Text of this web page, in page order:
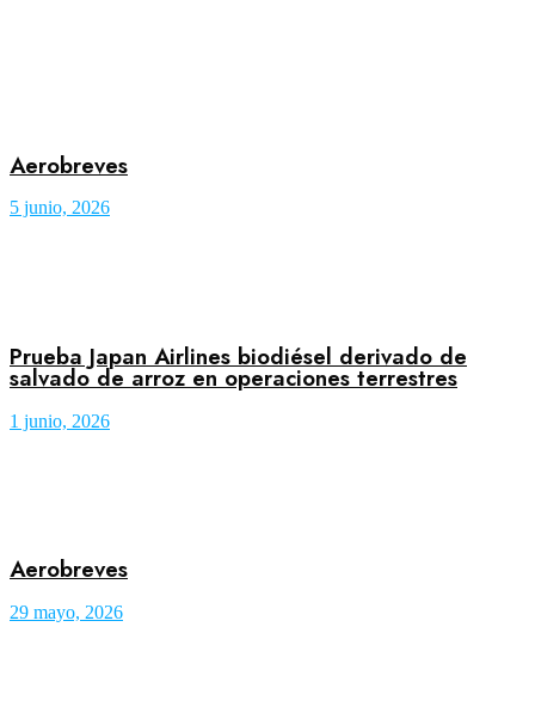
Aerobreves
5 junio, 2026
Prueba Japan Airlines biodiésel derivado de
salvado de arroz en operaciones terrestres
1 junio, 2026
Aerobreves
29 mayo, 2026